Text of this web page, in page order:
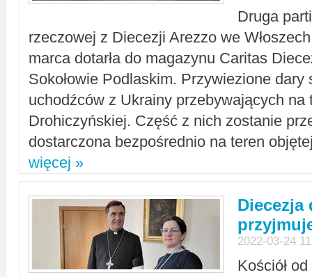
Druga
rzeczowej z Diecezji Arezzo we
marca dotarła do magazynu Caritas
Sokołowie Podlaskim. Przywiezione dary
uchodźców z Ukrainy przebywających na
Drohiczyńskiej. Część z nich zostanie
dostarczona bezpośrednio na teren
więcej »
Diecezja
2022-03-24
Kościół